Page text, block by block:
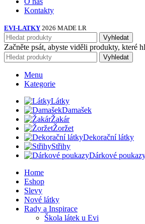
Kontakty
EVI-LATKY 2026 MADE LR
Vyhledat
Začněte psát, abyste viděli produkty, které
Vyhledat
Menu
Kategorie
Látky
Damašek
Žakár
Žoržet
Dekorační látky
Střihy
Dárkové
Home
Eshop
Slevy
Nové látky
Rady a Inspirace
Škola látek u Evi